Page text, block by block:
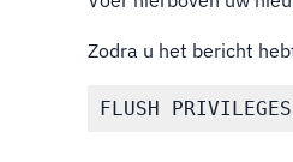
Zodra u het bericht